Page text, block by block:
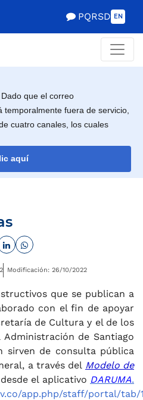
PQRSD EN
Dado que el correo
temporalmente fuera de servicio,
cuatro canales, los cuales
aquí
LinkedinWhatsapp
Modificación: 26/10/2022
que se publican a
con el fin de apoyar
de Cultura y el de los
de Santiago
sirven de consulta pública
a través del Modelo de
el aplicativo DARUMA.
app.php/staff/portal/tab/